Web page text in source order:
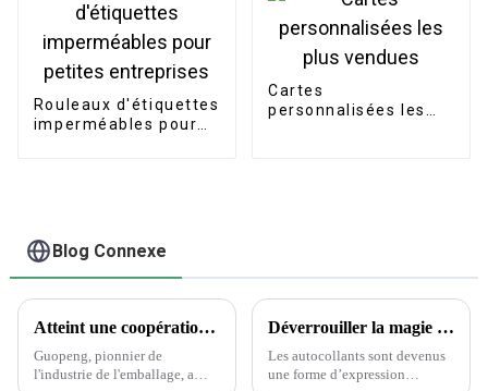
Rouleaux d'étiquettes
imperméables pour
Cartes
personnalisées les
Blog Connexe
Atteint une coopération historique avec Wanglaoji
Guopeng, pionnier de
l'industrie de l'emballage, a
Déverrouiller la magie des autocollants : la science derrière le choix des autocollants
Les autocollants sont devenus
une forme d’expression